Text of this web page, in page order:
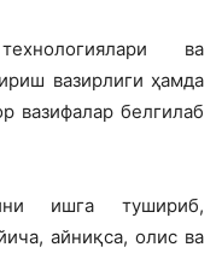
ва
вазирлиги ҳамда
вазифалар белгилаб
ишга тушириб,
айниқса, олис ва